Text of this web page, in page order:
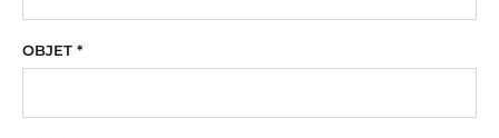
OBJET *